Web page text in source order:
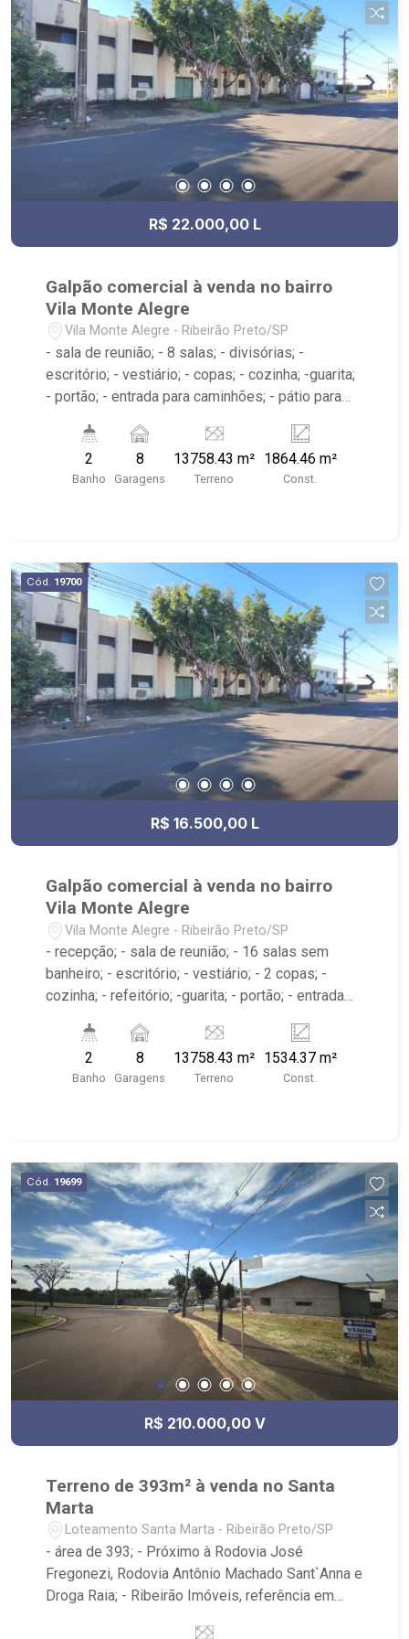
R$ 22.000,00 L
Galpão comercial à venda no bairro
Vila Monte Alegre
Vila Monte Alegre - Ribeirão Preto/SP
- sala de reunião; - 8 salas; - divisórias; -
escritório; - vestiário; - copas; - cozinha; -guarita;
- portão; - entrada para caminhões; - pátio para
barracão; - Próximo ao Clebão Bar Espetinho,
Academia LPFitness, MMarra Distribuidora
2
Banho
8
Garagens
13758.43 m²
Terreno
1864.46 m²
Const.
Cód. 19700
R$ 16.500,00 L
Galpão comercial à venda no bairro
Vila Monte Alegre
Vila Monte Alegre - Ribeirão Preto/SP
- recepção; - sala de reunião; - 16 salas sem
banheiro; - escritório; - vestiário; - 2 copas; -
cozinha; - refeitório; -guarita; - portão; - entrada
descarga; - depósito; - lava rápido para caminhão
e ônibus; - área de serviço; - sacadas com
banheiro; - barracão; - Próximo ao Clebão Bar
2
Banho
8
Garagens
13758.43 m²
Terreno
1534.37 m²
Const.
Cód. 19699
R$ 210.000,00 V
Terreno de 393m² à venda no Santa
Marta
Loteamento Santa Marta - Ribeirão Preto/SP
- área de 393; - Próximo à Rodovia José
Fregonezi, Rodovia Antônio Machado Sant`Anna e
Droga Raia; - Ribeirão Imóveis, referência em